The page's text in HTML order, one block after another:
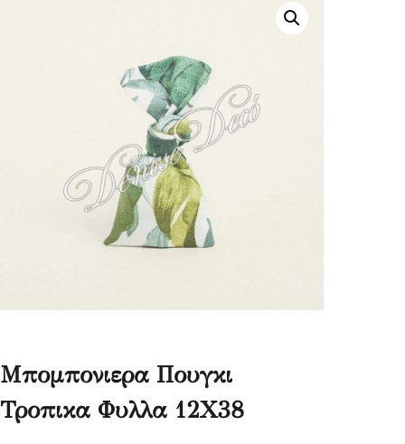
Μπομπονιερα Πουγκι
Τροπικα Φυλλα 12Χ38